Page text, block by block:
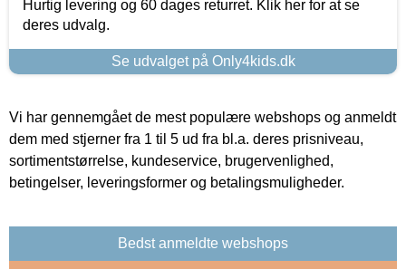
Hurtig levering og 60 dages returret. Klik her for at se
deres udvalg.
Se udvalget på Only4kids.dk
Vi har gennemgået de mest populære webshops og anmeldt
dem med stjerner fra 1 til 5 ud fra bl.a. deres prisniveau,
sortimentstørrelse, kundeservice, brugervenlighed,
betingelser, leveringsformer og betalingsmuligheder.
Bedst anmeldte webshops